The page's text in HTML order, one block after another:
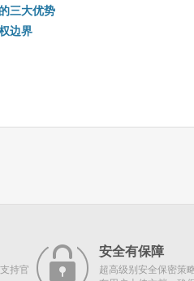
三大优势
边界
持官
安全有保障
超高级别安全保密策